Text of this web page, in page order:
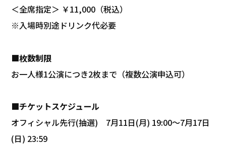
＜全席指定＞ ￥11,000（税込）
※入場時別途ドリンク代必要
■枚数制限
お一人様1公演につき2枚まで（複数公演申込可）
■チケットスケジュール
オフィシャル先行(抽選) 7月11日(月) 19:00～7月17日
(日) 23:59